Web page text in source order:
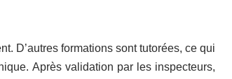
D’autres formations sont tutorées, ce qui
Après validation par les inspecteurs,